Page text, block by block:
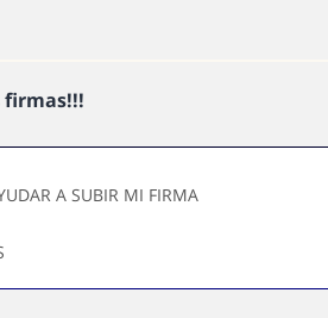
firmas!!!
A SUBIR MI FIRMA